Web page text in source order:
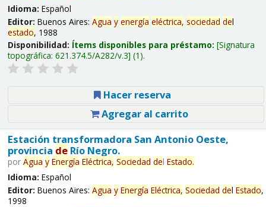
Idioma: Español
Editor: Buenos Aires: Agua y energía eléctrica, sociedad del
estado, 1988
Disponibilidad: Ítems disponibles para préstamo: Signatura
topográfica: 621.374.5/A282/v.3 (1).
Hacer reserva
Agregar al carrito
Estación transformadora San Antonio Oeste,
provincia deRío Negro.
por Agua y Energía Eléctrica, Sociedad del Estado.
Idioma: Español
Editor: Buenos Aires: Agua y Energía Eléctrica, Sociedad del Estado,
1998